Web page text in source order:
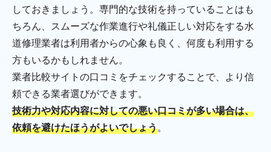
しておきましょう。専門的な技術を持っていることはも
ちろん、スムーズな作業進行や礼儀正しい対応をする水
道修理業者は利用者からの心象も良く、何度も利用する
方もいるかもしれません。
業者比較サイトの口コミをチェックすることで、より信
頼できる業者選びができます。
技術力や対応内容に対しての悪い口コミが多い場合は、
依頼を避けたほうがよいでしょう。